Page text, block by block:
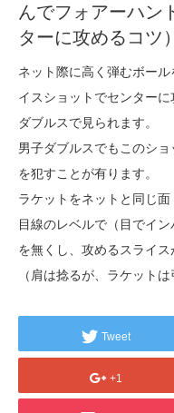
んでフォアーハン
ターに攻めるコツ）
ネット際に高く弾むボー
イスショットでセンター
ダブルスで見られます。
男子ダブルスでもこのシ
を犯すことが有ります。
ラケットをネットと同じ面
目線のレベルで（目でイ
を無くし、攻めるスライス
（肩は捻るが、ラケット
Tweet
+1